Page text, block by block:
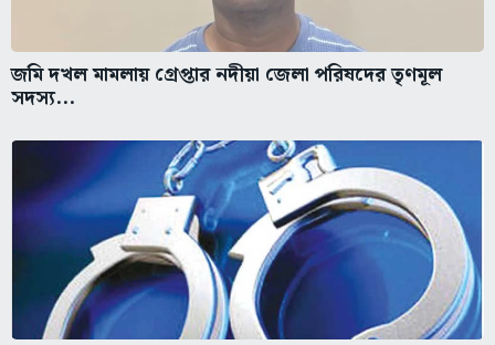
জমি দখল মামলায় গ্রেপ্তার নদীয়া জেলা পরিষদের তৃণমূল
সদস্য...